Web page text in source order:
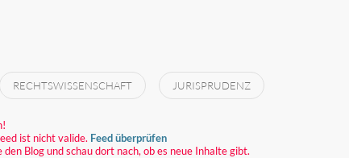
RECHTSWISSENSCHAFT JURISPRUDENZ
ist nicht valide. Feed überprüfen
Blog und schau dort nach, ob es neue Inhalte gibt.